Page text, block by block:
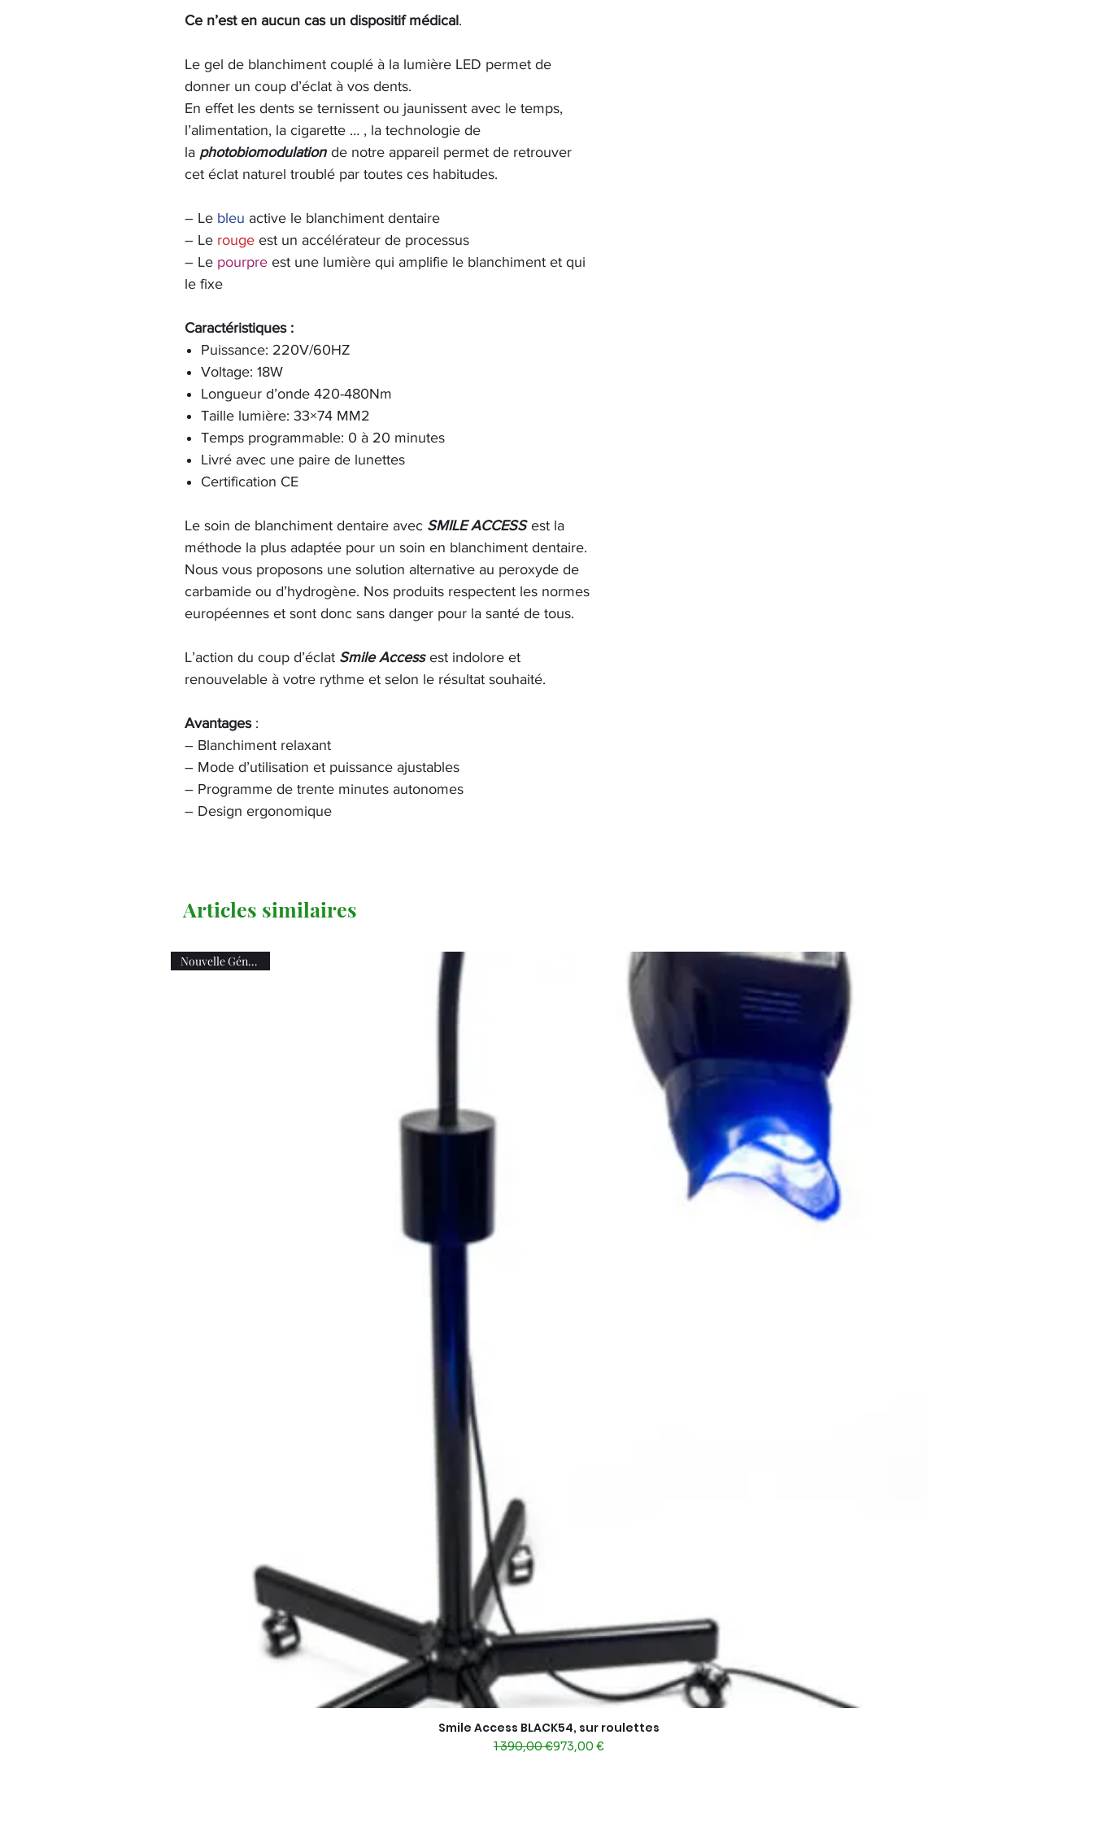
Ce n’est en aucun cas un dispositif médical.
Le gel de blanchiment couplé à la lumière LED permet de
donner un coup d’éclat à vos dents.
En effet les dents se ternissent ou jaunissent avec le temps,
l’alimentation, la cigarette … , la technologie de
la photobiomodulation de notre appareil permet de retrouver
cet éclat naturel troublé par toutes ces habitudes.
– Le bleu active le blanchiment dentaire
– Le rouge est un accélérateur de processus
– Le pourpre est une lumière qui amplifie le blanchiment et qui
le fixe
Caractéristiques :
Puissance: 220V/60HZ
Voltage: 18W
Longueur d’onde 420-480Nm
Taille lumière: 33×74 MM2
Temps programmable: 0 à 20 minutes
Livré avec une paire de lunettes
Certification CE
Le soin de blanchiment dentaire avec SMILE ACCESSest la
méthode la plus adaptée pour un soin en blanchiment dentaire.
Nous vous proposons une solution alternative au peroxyde de
carbamide ou d’hydrogène. Nos produits respectent les normes
européennes et sont donc sans danger pour la santé de tous.
L’action du coup d’éclat Smile Accessest indolore et
renouvelable à votre rythme et selon le résultat souhaité.
Avantages:
– Blanchiment relaxant
– Mode d’utilisation et puissance ajustables
– Programme de trente minutes autonomes
– Design ergonomique
Articles similaires
Aperçu rapide
Nouvelle Génération
Smile Access BLACK54, sur roulettes
Prix original
1 390,00 €Prix promotionnel
973,00 €